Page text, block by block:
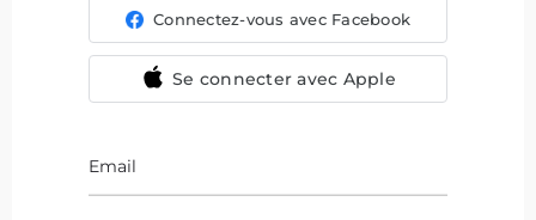
Connectez-vous avec Facebook
Se connecter avec Apple
Email